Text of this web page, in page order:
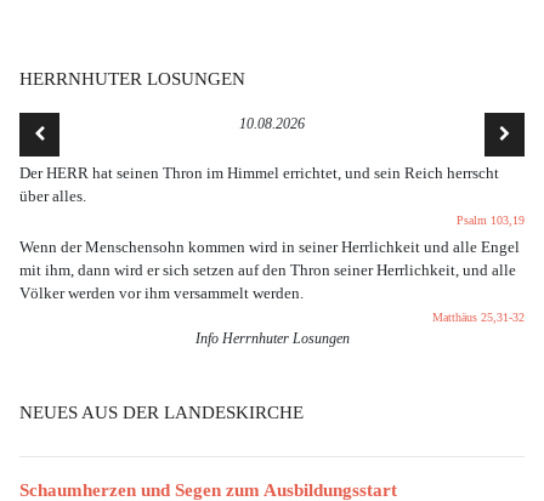
HERRNHUTER LOSUNGEN
10.08.2026
Der HERR hat seinen Thron im Himmel errichtet, und sein Reich herrscht
über alles.
Psalm 103,19
Wenn der Menschensohn kommen wird in seiner Herrlichkeit und alle Engel
mit ihm, dann wird er sich setzen auf den Thron seiner Herrlichkeit, und alle
Völker werden vor ihm versammelt werden.
Matthäus 25,31-32
Info Herrnhuter Losungen
NEUES AUS DER LANDESKIRCHE
Schaumherzen und Segen zum Ausbildungsstart